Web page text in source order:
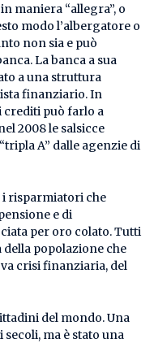
maniera “allegra”, o
modo l’albergatore o
non sia e può
La banca a sua
a una struttura
finanziario. In
crediti può farlo a
2008 le salsicce
A” dalle agenzie di
risparmiatori che
e di
per oro colato. Tutti
popolazione che
crisi finanziaria, del
del mondo. Una
ma è stato una